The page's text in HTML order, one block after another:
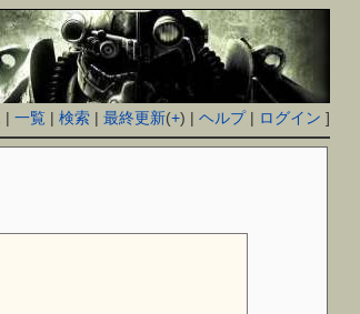
|一覧 |検索 |最終更新(+) |ヘルプ| ログイン ]